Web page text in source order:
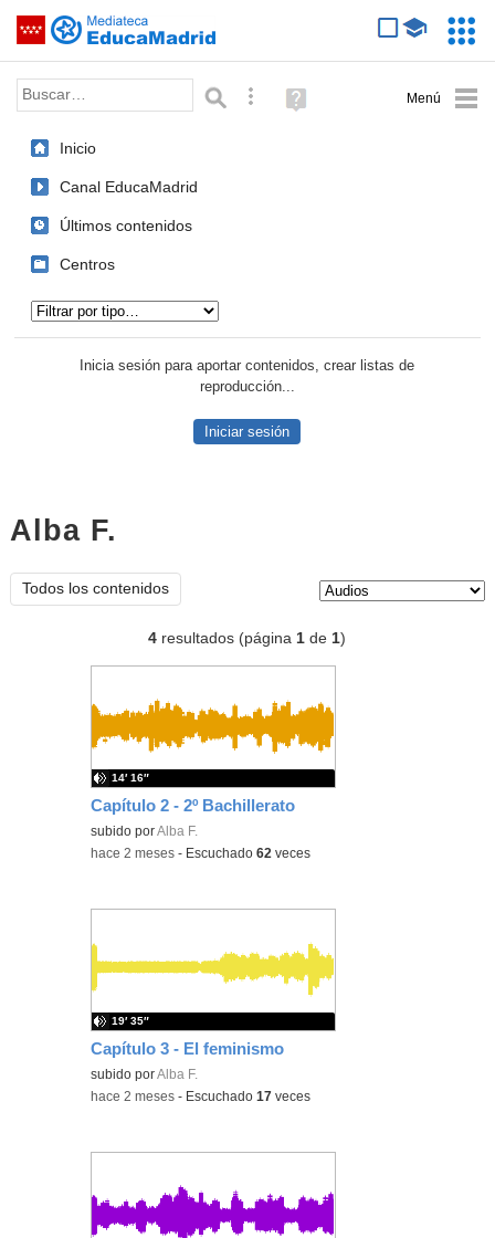
Saltar navegación
Palabra o frase: Búsqueda avanzada
Ayuda
(en
Inicio
Canal EducaMadrid
Últimos contenidos
Centros
Inicia sesión para aportar contenidos, crear listas de
reproducción...
Iniciar sesión
Alba F.
Todos los contenidos
4 resultados (página1 de1)
Capítulo 2 - 2º Bachillerato
subido porAlba F.
14′ 16″
-hace 2 meses - Escuchado62 veces
Capítulo 3 - El feminismo
subido porAlba F.
19′ 35″
-hace 2 meses - Escuchado17 veces